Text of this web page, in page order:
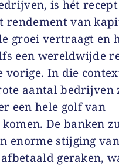
is hét
rendement van
groei vertraagt en
een wereldwijde
vorige. In die
aantal bedrijven
een hele golf van
De banken
enorme stijging
geraken,